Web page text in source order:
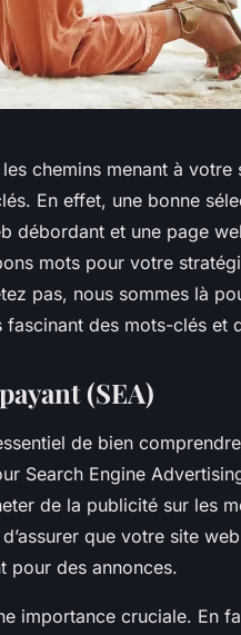
chemins menant à
En effet, une bonne
débordant et une page
mots pour votre
pas, nous sommes là
des mots-clés et
(SEA)
de bien comprendre
Search Engine
de la publicité sur les
que votre site
pour des annonces.
importance cruciale. En